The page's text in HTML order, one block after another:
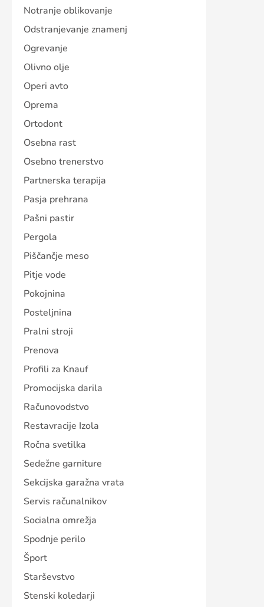
Notranje oblikovanje
Odstranjevanje znamenj
Ogrevanje
Olivno olje
Operi avto
Oprema
Ortodont
Osebna rast
Osebno trenerstvo
Partnerska terapija
Pasja prehrana
Pašni pastir
Pergola
Piščančje meso
Pitje vode
Pokojnina
Posteljnina
Pralni stroji
Prenova
Profili za Knauf
Promocijska darila
Računovodstvo
Restavracije Izola
Ročna svetilka
Sedežne garniture
Sekcijska garažna vrata
Servis računalnikov
Socialna omrežja
Spodnje perilo
Šport
Starševstvo
Stenski koledarji